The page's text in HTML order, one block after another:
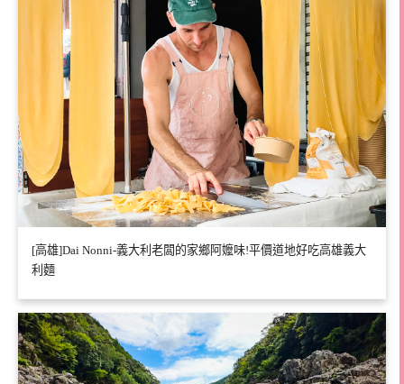
[高雄]Dai Nonni-義大利老闆的家鄉阿嬤味!平價道地好吃高雄義大
利麵